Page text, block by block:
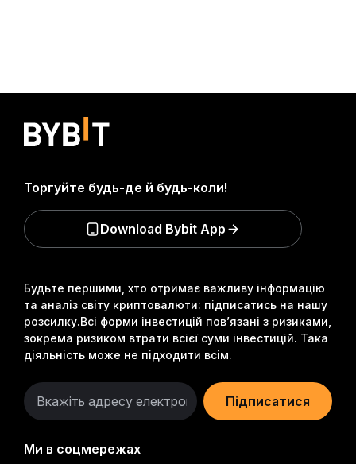
Будьте першими, хто отримає важливу інформацію
та аналіз світу криптовалюти: підписатись на нашу
розсилку.Всі форми інвестицій пов’язані з ризиками,
зокрема ризиком втрати всієї суми інвестицій. Така
діяльність може не підходити всім.
Підписатися
Ми в соцмережах
Торгуйте будь-де й будь-коли!
Download Bybit App